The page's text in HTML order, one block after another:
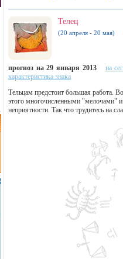
Телец
(20 апреля - 20 мая)
прогноз на 29 января 2013
на
характеристика знака
Тельцам предстоит большая работа.
этого многочисленными "мелочами" и
неприятности. Так что трудитесь на